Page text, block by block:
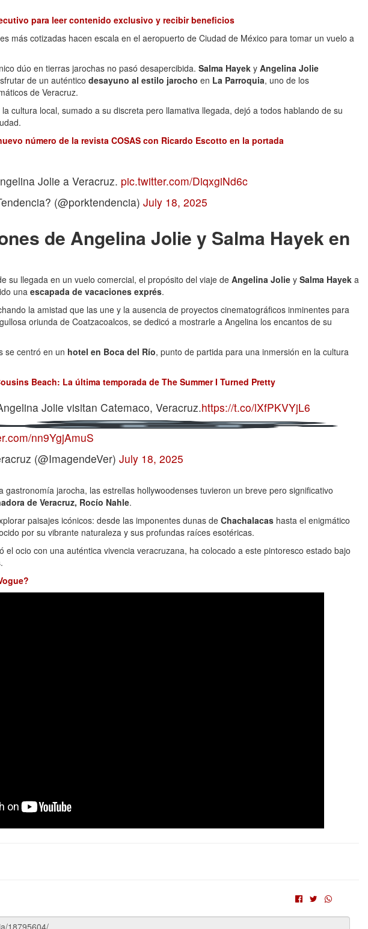
para leer contenido exclusivo y recibir beneficios
más cotizadas hacen escala en el aeropuerto de Ciudad de México para tomar un vuelo a
dúo en tierras jarochas no pasó desapercibida. Salma Hayek y Angelina Jolie
de un auténtico desayuno al estilo jarocho en La Parroquia, uno de los
de Veracruz.
cultura local, sumado a su discreta pero llamativa llegada, dejó a todos hablando de su
número de la revista COSAS con Ricardo Escotto en la portada
Jolie a Veracruz. pic.twitter.com/DiqxgiNd6c
(@porktendencia) July 18, 2025
de Angelina Jolie y Salma Hayek en
su llegada en un vuelo comercial, el propósito del viaje deAngelina Jolie y Salma Hayek a
una escapada de vacaciones exprés.
la amistad que las une y la ausencia de proyectos cinematográficos inminentes para
oriunda de Coatzacoalcos, se dedicó a mostrarle a Angelina los encantos de su
se centró en un hotel en Boca del Río, punto de partida para una inmersión en la cultura
Beach: La última temporada de The Summer I Turned Pretty
Jolie visitan Catemaco, Veracruz.https://t.co/lXfPKVYjL6
nn9YgjAmuS
(@ImagendeVer) July 18, 2025
gastronomía jarocha, las estrellas hollywoodenses tuvieron un breve pero significativo
de Veracruz, Rocío Nahle.
paisajes icónicos: desde las imponentes dunas de Chachalacas hasta el enigmático
por su vibrante naturaleza y sus profundas raíces esotéricas.
el ocio con una auténtica vivencia veracruzana, ha colocado a este pintoresco estado bajo